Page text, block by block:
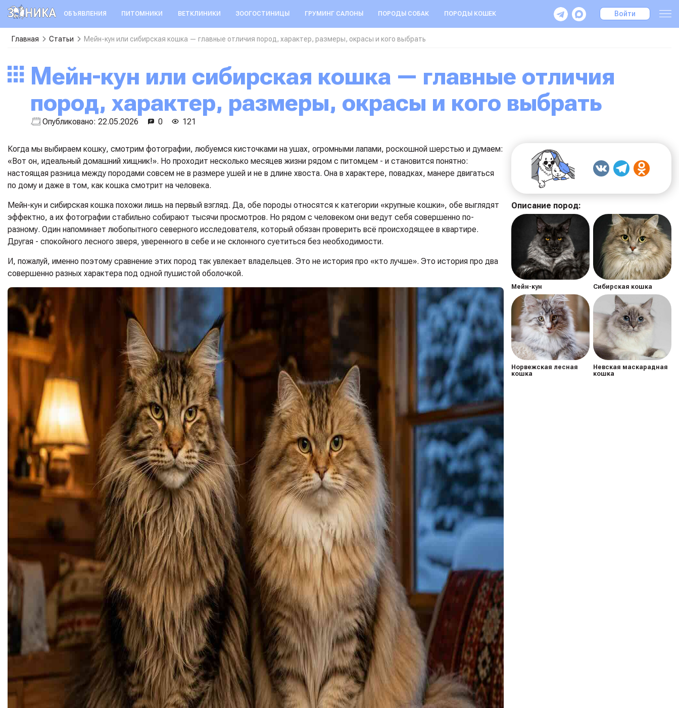
ОБЪЯВЛЕНИЯ ПИТОМНИКИ ВЕТКЛИНИКИ ЗООГОСТИНИЦЫ ГРУМИНГ САЛОНЫ ПОРОДЫ СОБАК ПОРОДЫ КОШЕК Войти
Главная Статьи Мейн-кун или сибирская кошка — главные отличия пород, характер, размеры, окрасы и кого выбрать
Мейн-кун или сибирская кошка — главные отличия
пород, характер, размеры, окрасы и кого выбрать
Опубликовано: 22.05.2026 0 121
Когда мы выбираем кошку, смотрим фотографии, любуемся кисточками на ушах, огромными лапами, роскошной шерстью и думаем:
«Вот он, идеальный домашний хищник!». Но проходит несколько месяцев жизни рядом с питомцем - и становится понятно:
настоящая разница между породами совсем не в размере ушей и не в длине хвоста. Она в характере, повадках, манере двигаться
по дому и даже в том, как кошка смотрит на человека.
Мейн-кун и сибирская кошка похожи лишь на первый взгляд. Да, обе породы относятся к категории «крупные кошки», обе выглядят
эффектно, а их фотографии стабильно собирают тысячи просмотров. Но рядом с человеком они ведут себя совершенно по-
разному. Один напоминает любопытного северного исследователя, который обязан проверить всё происходящее в квартире.
Другая - спокойного лесного зверя, уверенного в себе и не склонного суетиться без необходимости.
И, пожалуй, именно поэтому сравнение этих пород так увлекает владельцев. Это не история про «кто лучше». Это история про два
совершенно разных характера под одной пушистой оболочкой.
Описание пород:
Мейн-кун Сибирская кошка
Норвежская лесная
кошка
Невская маскарадная
кошка